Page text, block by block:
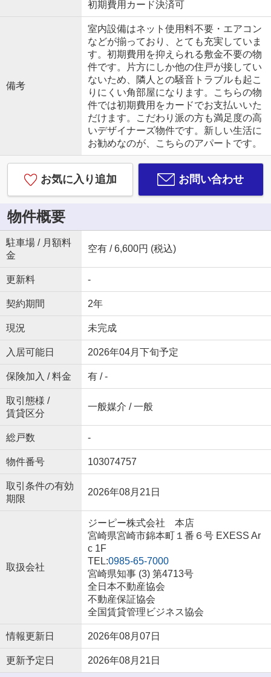
初期費用カード決済可
備考
室内設備はネット使用料不要・エアコン
などが揃っており、とても充実していま
す。初期費用を抑えられる敷金不要の物
件です。片方にしか他の住戸が接してい
ないため、隣人との騒音トラブルも起こ
りにくい角部屋になります。こちらの物
件では初期費用をカードでお支払いいた
だけます。こだわり派の方も満足度の高
いデザイナーズ物件です。新しい生活に
お勧めなのが、こちらのアパートです。
お気に入り追加 お問い合わせ
物件概要
駐車場 / 月額料
金
空有 / 6,600円 (税込)
更新料 -
契約期間 2年
現況 未完成
入居可能日 2026年04月下旬予定
保険加入 / 料金 有 / -
取引態様 /
賃貸区分
一般媒介 / 一般
総戸数 -
物件番号 103074757
取引条件の有効
期限
2026年08月21日
取扱会社
ジーピー株式会社 本店
宮崎県宮崎市錦本町１番６号 EXESS Ar
c 1F
TEL:0985-65-7000
宮崎県知事 (3) 第4713号
全日本不動産協会
不動産保証協会
全国賃貸管理ビジネス協会
情報更新日 2026年08月07日
更新予定日 2026年08月21日